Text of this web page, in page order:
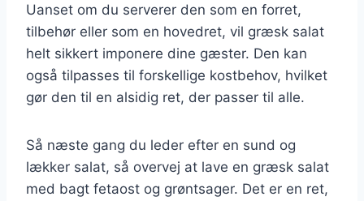
Uanset om du serverer den som en forret,
tilbehør eller som en hovedret, vil græsk salat
helt sikkert imponere dine gæster. Den kan
også tilpasses til forskellige kostbehov, hvilket
gør den til en alsidig ret, der passer til alle.
Så næste gang du leder efter en sund og
lækker salat, så overvej at lave en græsk salat
med bagt fetaost og grøntsager. Det er en ret,